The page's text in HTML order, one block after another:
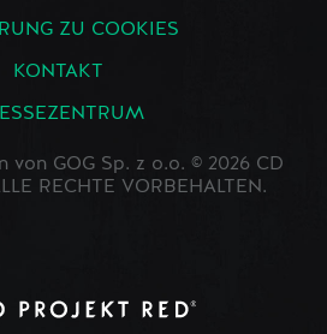
ZU COOKIES
KONTAKT
von GOG Sp. z o.o. © 2026 CD
RECHTE VORBEHALTEN.